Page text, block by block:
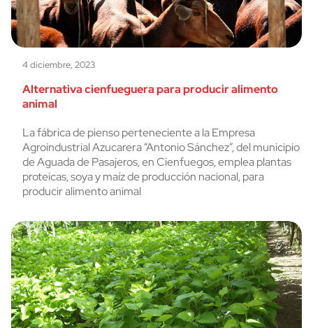
4 diciembre, 2023
Alternativa cienfueguera para producir alimento
animal
La fábrica de pienso perteneciente a la Empresa
Agroindustrial Azucarera “Antonio Sánchez”, del municipio
de Aguada de Pasajeros, en Cienfuegos, emplea plantas
proteicas, soya y maíz de producción nacional, para
producir alimento animal